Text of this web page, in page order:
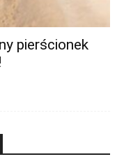
pierścionek